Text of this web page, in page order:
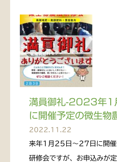
満員御礼-2023年1
に開催予定の微生物
2022.11.22
来年1月25日～27日に開催
研修会ですが、お申込みが